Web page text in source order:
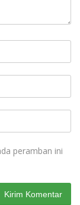
peramban ini